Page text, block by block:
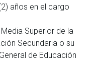
años en el cargo
Superior de la
Secundaria o su
de Educación